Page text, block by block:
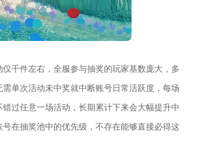
千件左右，全服参与抽奖的玩家基数庞大，多
单次活动未中奖就中断账号日常活跃度，每场
过任意一场活动，长期累计下来会大幅提升中
在抽奖池中的优先级，不存在能够直接必得这